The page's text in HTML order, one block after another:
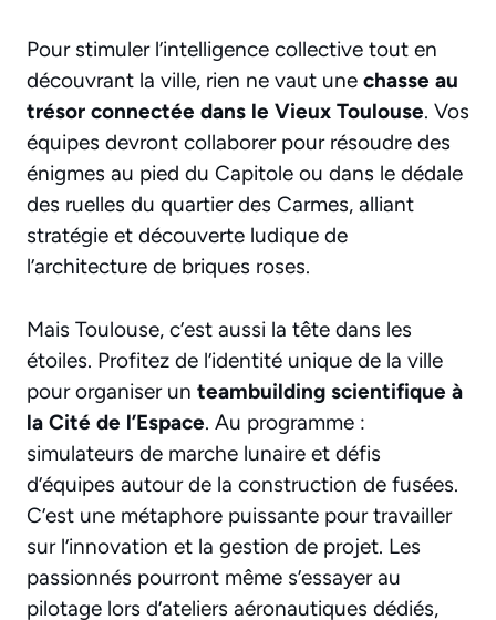
Pour stimuler l’intelligence collective tout en
découvrant la ville, rien ne vaut une chasse au
trésor connectée dans le Vieux Toulouse. Vos
équipes devront collaborer pour résoudre des
énigmes au pied du Capitole ou dans le dédale
des ruelles du quartier des Carmes, alliant
stratégie et découverte ludique de
l’architecture de briques roses.
Mais Toulouse, c’est aussi la tête dans les
étoiles. Profitez de l’identité unique de la ville
pour organiser un teambuilding scientifique à
la Cité de l’Espace. Au programme :
simulateurs de marche lunaire et défis
d’équipes autour de la construction de fusées.
C’est une métaphore puissante pour travailler
sur l’innovation et la gestion de projet. Les
passionnés pourront même s’essayer au
pilotage lors d’ateliers aéronautiques dédiés,